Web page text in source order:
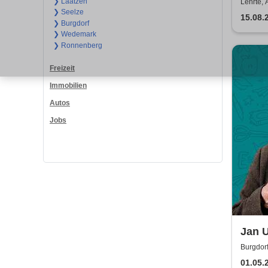
❯ Seelze
❯ Burgdorf
❯ Wedemark
❯ Ronnenberg
Freizeit
Immobilien
Autos
Jobs
Lehrte,
Jan